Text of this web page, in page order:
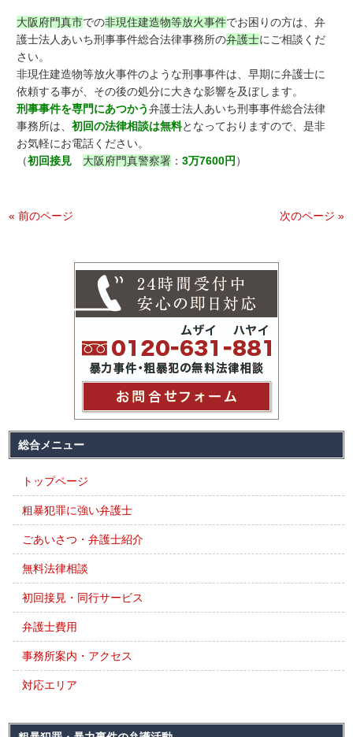
大阪府門真市での非現住建造物等放火事件でお困りの方は、弁
護士法人あいち刑事事件総合法律事務所の弁護士にご相談くだ
さい。
非現住建造物等放火事件のような刑事事件は、早期に弁護士に
依頼する事が、その後の処分に大きな影響を及ぼします。
刑事事件を専門にあつかう弁護士法人あいち刑事事件総合法律
事務所は、初回の法律相談は無料となっておりますので、是非
お気軽にお電話ください。
（初回接見 大阪府門真警察署 ：3万7600円 ）
« 前のページ 次のページ »
総合メニュー
トップページ
粗暴犯罪に強い弁護士
ごあいさつ・弁護士紹介
無料法律相談
初回接見・同行サービス
弁護士費用
事務所案内・アクセス
対応エリア